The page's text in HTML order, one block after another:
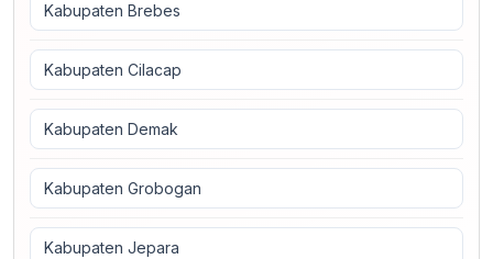
Kabupaten Brebes
Kabupaten Cilacap
Kabupaten Demak
Kabupaten Grobogan
Kabupaten Jepara